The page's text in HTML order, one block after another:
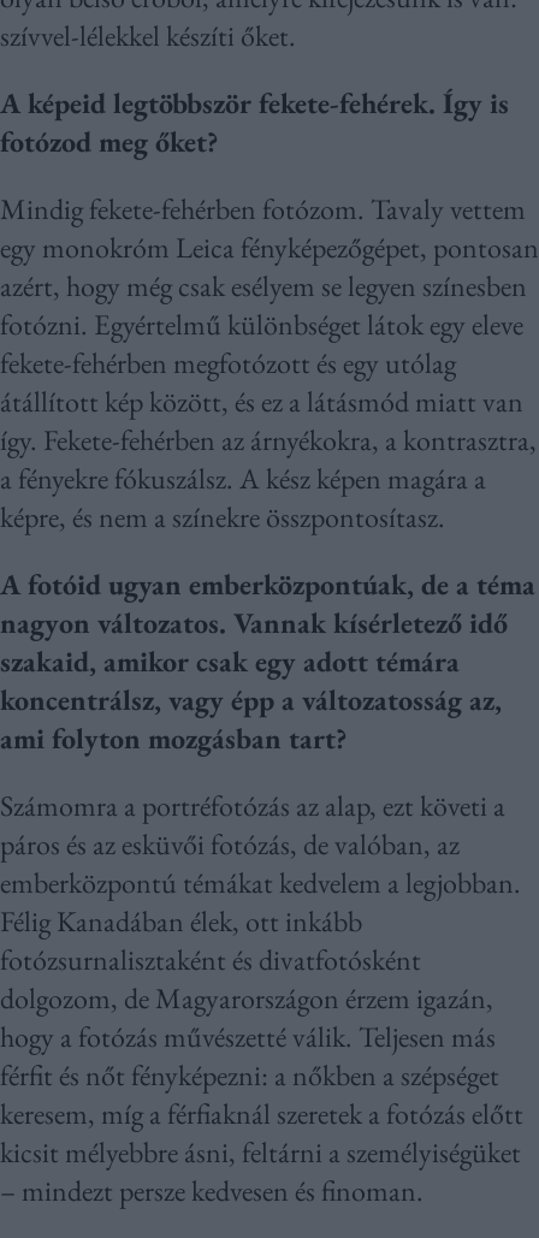
szívvel-lélekkel készíti őket.
A képeid legtöbbször fekete-fehérek. Így is
fotózod meg őket?
Mindig fekete-fehérben fotózom. Tavaly vettem
egy monokróm Leica fényképezőgépet, pontosan
azért, hogy még csak esélyem se legyen színesben
fotózni. Egyértelmű különbséget látok egy eleve
fekete-fehérben megfotózott és egy utólag
átállított kép között, és ez a látásmód miatt van
így. Fekete-fehérben az árnyékokra, a kontrasztra,
a fényekre fókuszálsz. A kész képen magára a
képre, és nem a színekre összpontosítasz.
A fotóid ugyan emberközpontúak, de a téma
nagyon változatos. Vannak kísérletező idő
szakaid, amikor csak egy adott témára
koncentrálsz, vagy épp a változatosság az,
ami folyton mozgásban tart?
Számomra a portréfotózás az alap, ezt követi a
páros és az esküvői fotózás, de valóban, az
emberközpontú témákat kedvelem a legjobban.
Félig Kanadában élek, ott inkább
fotózsurnalisztaként és divatfotósként
dolgozom, de Magyarországon érzem igazán,
hogy a fotózás művészetté válik. Teljesen más
férfit és nőt fényképezni: a nőkben a szépséget
keresem, míg a férfiaknál szeretek a fotózás előtt
kicsit mélyebbre ásni, feltárni a személyiségüket
– mindezt persze kedvesen és finoman.